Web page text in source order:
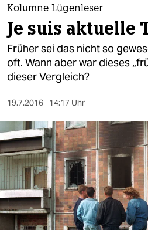
themen
politik
öko
gesellschaft
sport
berlin
nord
wahrheit
Kolumne Lügenleser
Je suis aktuelle
Früher sei das nicht so
oft. Wann aber war dieses
dieser Vergleich?
19.7.2016 14:17 Uhr